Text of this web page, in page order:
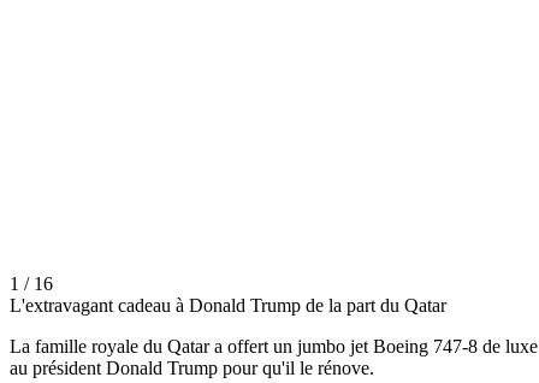
1 / 16
L'extravagant cadeau à Donald Trump de la part du Qatar
La famille royale du Qatar a offert un jumbo jet Boeing 747-8 de luxe
au président Donald Trump pour qu'il le rénove.